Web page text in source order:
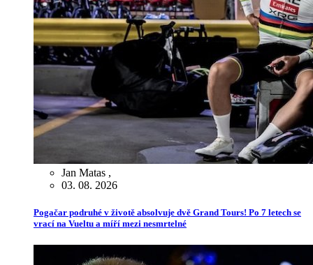
Jan Matas ,
03. 08. 2026
Pogačar podruhé v životě absolvuje dvě Grand Tours! Po 7 letech se
vrací na Vueltu a míří mezi nesmrtelné